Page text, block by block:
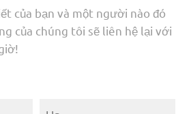
của bạn và một người nào đó
của chúng tôi sẽ liên hệ lại với